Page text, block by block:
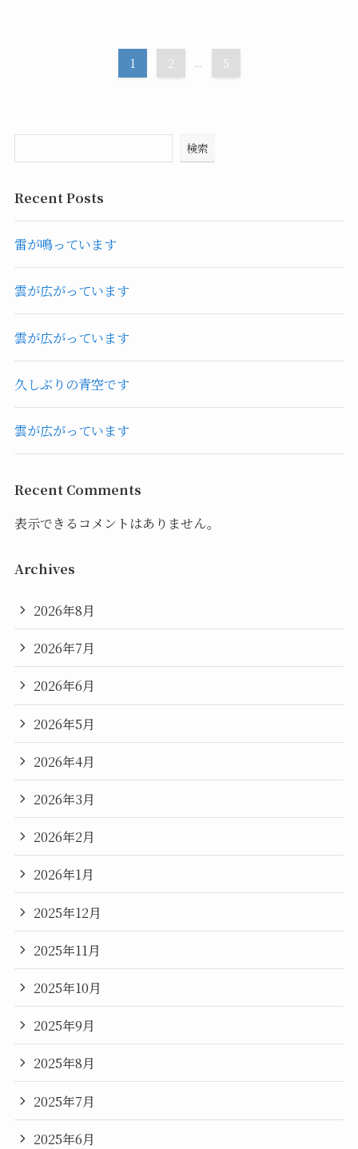
1 2 ... 5
検索
Recent Posts
雷が鳴っています
雲が広がっています
雲が広がっています
久しぶりの青空です
雲が広がっています
Recent Comments
表示できるコメントはありません。
Archives
2026年8月
2026年7月
2026年6月
2026年5月
2026年4月
2026年3月
2026年2月
2026年1月
2025年12月
2025年11月
2025年10月
2025年9月
2025年8月
2025年7月
2025年6月